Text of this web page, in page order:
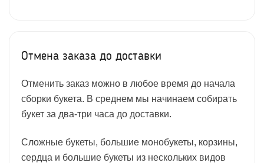
Отмена заказа до доставки
Отменить заказ можно в любое время до начала
сборки букета. В среднем мы начинаем собирать
букет за два-три часа до доставки.
Сложные букеты, большие монобукеты, корзины,
сердца и большие букеты из нескольких видов